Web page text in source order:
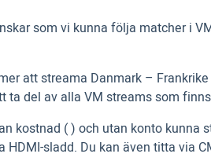
som vi kunna följa matcher i
att streama Danmark –
ta del av alla VM streams som
kostnad ( ) och utan konto
HDMI-sladd. Du kan även titta via